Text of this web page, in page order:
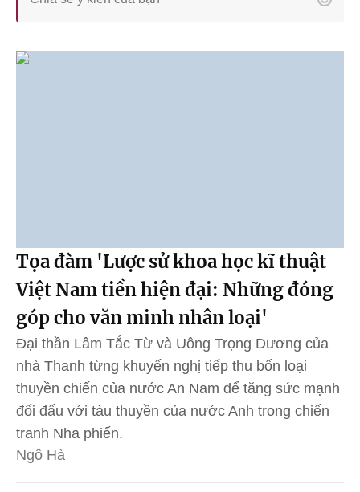
Tọa đàm 'Lược sử khoa học kĩ thuật
Việt Nam tiền hiện đại: Những đóng
góp cho văn minh nhân loại'
Đại thần Lâm Tắc Từ và Uông Trọng Dương của
nhà Thanh từng khuyến nghị tiếp thu bốn loại
thuyền chiến của nước An Nam để tăng sức mạnh
đối đấu với tàu thuyền của nước Anh trong chiến
tranh Nha phiến.
Ngô Hà